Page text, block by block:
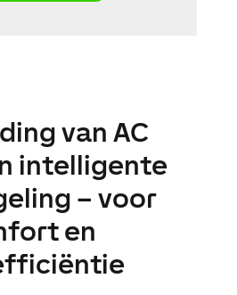
van AC
intelligente
– voor
en